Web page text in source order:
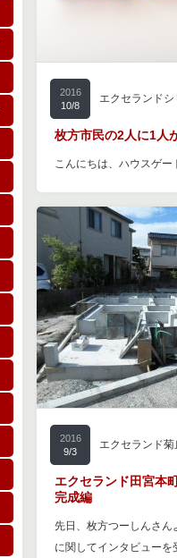
2016
10/8
エクセランドシ
枚方市民の2人に1人
こんにちは、ハウスゲ
2016
9/3
エクセランド
エクセランド田宮本
完成編
先日、枚方つーしんさ
に関してインタビュー